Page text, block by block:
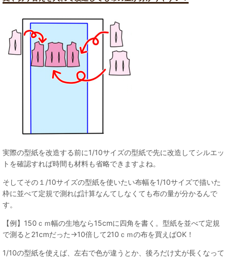
実際の型紙を改造する前に1/10サイズの型紙で先に改造してシルエッ
トを確認すれば時間も材料も省略できますよね。
そしてその１/10サイズの型紙を使いたい布幅を1/10サイズで描いた
枠に並べて定規で測れば計算なんてしなくても布の量が分かるんで
す。
【例】150ｃｍ幅の生地なら15cmに四角を書く。型紙を並べて定規
で測ると21cmだった→10倍して210ｃｍの布を買えばOK！
1/10の型紙を使えば、左右で色が違うとか、後ろだけ丈が長くなって